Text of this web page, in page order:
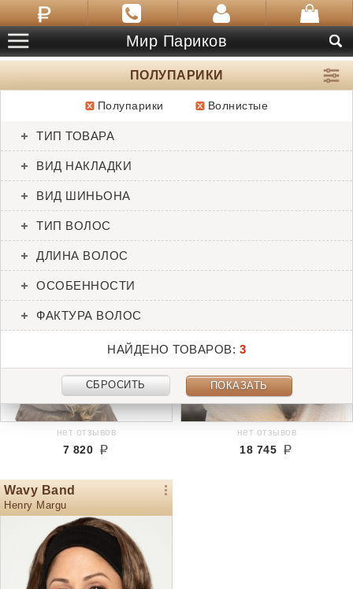
Мир Париков
ПОЛУПАРИКИ
Полупарики Волнистые
ТИП ТОВАРА
ВИД НАКЛАДКИ
ВИД ШИНЬОНА
ТИП ВОЛОС
ДЛИНА ВОЛОС
ОСОБЕННОСТИ
ФАКТУРА ВОЛОС
НАЙДЕНО ТОВАРОВ: 3
СБРОСИТЬ ПОКАЗАТЬ
Half Wig Curly
Gisela Mayer
нет отзывов
7 820
нет отзывов
18 745
Wavy Band
Henry Margu